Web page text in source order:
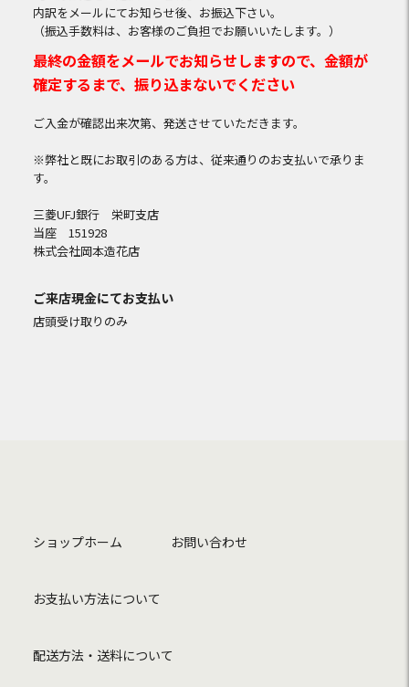
内訳をメールにてお知らせ後、お振込下さい。
（振込手数料は、お客様のご負担でお願いいたします。）
最終の金額をメールでお知らせしますので、金額が
確定するまで、振り込まないでください
ご入金が確認出来次第、発送させていただきます。
※弊社と既にお取引のある方は、従来通りのお支払いで承りま
す。
三菱UFJ銀行 栄町支店
当座 151928
株式会社岡本造花店
ご来店現金にてお支払い
店頭受け取りのみ
ショップホーム お問い合わせ
お支払い方法について
配送方法・送料について